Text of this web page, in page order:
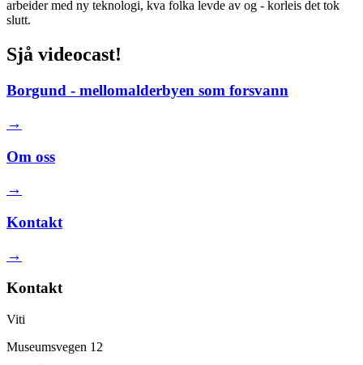
arbeider med ny teknologi, kva folka levde av og - korleis det tok
slutt.
Sjå videocast!
Borgund - mellomalderbyen som forsvann
→
Om oss
→
Kontakt
→
Kontakt
Viti
Museumsvegen 12